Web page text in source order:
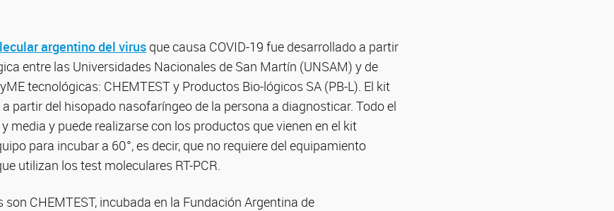
argentino del virus que causa COVID-19 fue desarrollado a partir
entre las Universidades Nacionales de San Martín (UNSAM) y de
tecnológicas: CHEMTEST y Productos Bio-lógicos SA (PB-L). El kit
partir del hisopado nasofaríngeo de la persona a diagnosticar. Todo el
media y puede realizarse con los productos que vienen en el kit
para incubar a 60°, es decir, que no requiere del equipamiento
utilizan los test moleculares RT-PCR.
CHEMTEST, incubada en la Fundación Argentina de